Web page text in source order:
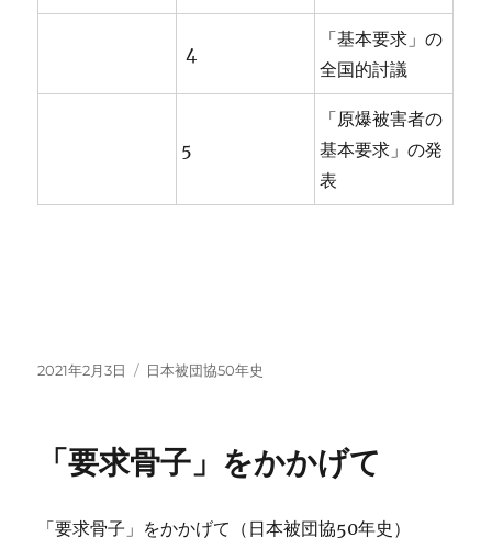
4
「基本要求」の
全国的討議
5
「原爆被害者の
基本要求」の発
表
投
2021年2月3日
カ
ー
日本被団協50年史
「要求骨子」をかかげて
「要求骨子」をかかげて（日本被団協50年史）